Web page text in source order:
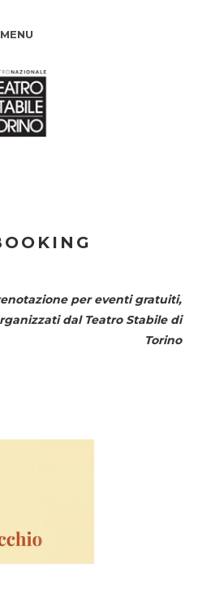
MENU
per eventi gratuiti,
dal Teatro Stabile di
Torino